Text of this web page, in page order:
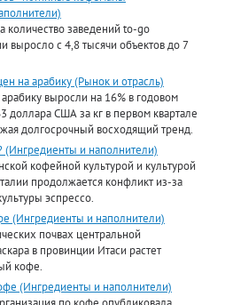
количество заведений to-go
выросло с 4,8 тысячи объектов до 7
на арабику (Рынок и отрасль)
выросли на 16% в годовом
доллара США за кг в первом квартале
долгосрочный восходящий тренд.
(Ингредиенты и наполнители)
кофейной культурой и культурой
продолжается конфликт из-за
эспрессо.
(Ингредиенты и наполнители)
почвах центральной
в провинции Итаси растет
кофе.
(Ингредиенты и наполнители)